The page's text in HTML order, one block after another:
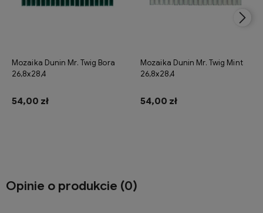
Mozaika Dunin Mr. Twig Bora
26,8x28,4
54,00 zł
Mozaika Dunin Mr. Twig Mint
26,8x28,4
54,00 zł
Opinie o produkcie (0)